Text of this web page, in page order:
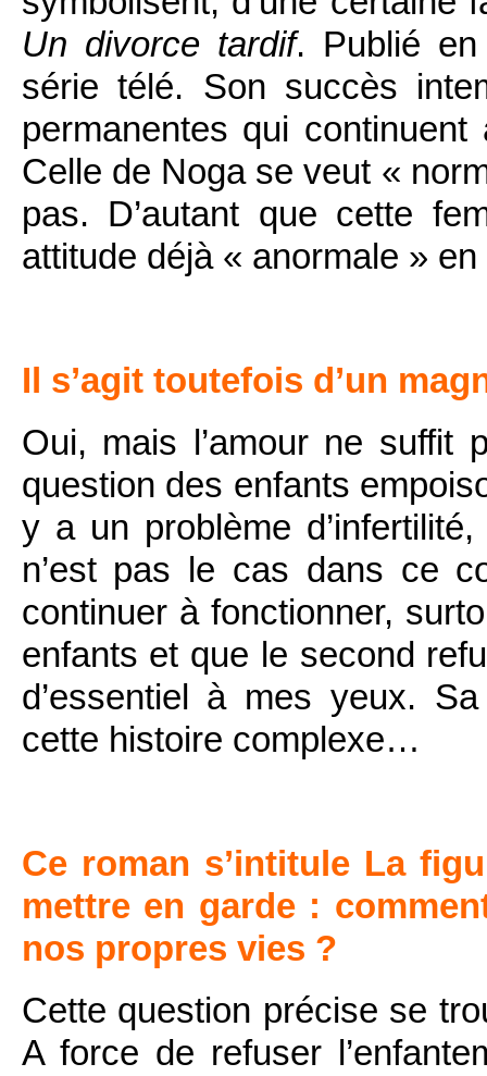
Un divorce tardif. Publié
série télé. Son succès
permanentes qui continuent
Celle de Noga se veut «
pas. D’autant que cette
attitude déjà « anormale » en
Il s’agit toutefois d’un
Oui, mais l’amour ne suffit
question des enfants
y a un problème
n’est pas le cas dans ce
continuer à fonctionner,
enfants et que le second
d’essentiel à mes yeux.
cette histoire complexe…
Ce roman s’intitule La
mettre en garde :
nos propres vies ?
Cette question précise se
A force de refuser